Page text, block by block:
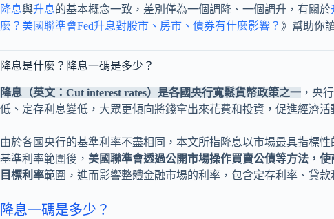
降息與升息的基本概念一致，差別僅為一個調降、一個調升，有關於
麼？美國聯準會Fed升息對股市、房市、債券有什麼影響？ 》幫助你
降息是什麼？降息一碼是多少？
降息（英文：Cut interest rates）是各國央行寬鬆貨幣政策之一 ，央
低、定存利息變低，大眾更傾向將錢拿出來花費和投資，促進經濟活
由於各國央行的基準利率不盡相同，本文所指降息以市場最具指標性
基準利率範圍後， 美國聯準會透過公開市場操作買賣公債等方法，
目標利率範圍，進而影響整體金融市場的利率，包含定存利率、貸款
降息一碼是多少？